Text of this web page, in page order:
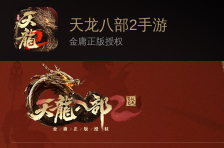
天龙八部2手游
金庸正版授权